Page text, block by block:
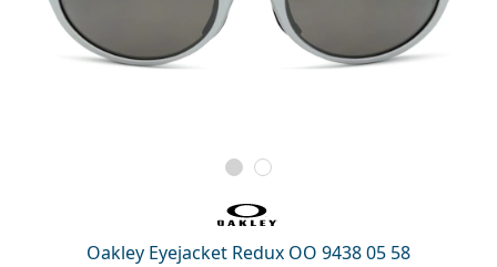
Oakley Eyejacket Redux OO 9438 05 58